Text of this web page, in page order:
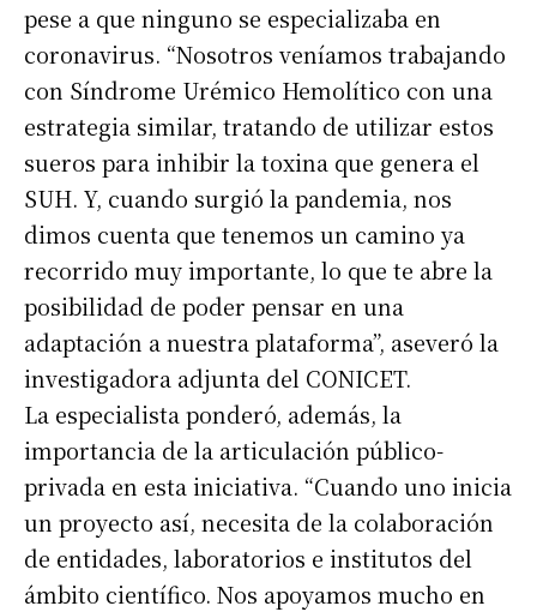
Nombre
Número de teléfono
pese a que ninguno se especializaba en
coronavirus. “Nosotros veníamos trabajando
con Síndrome Urémico Hemolítico con una
estrategia similar, tratando de utilizar estos
sueros para inhibir la toxina que genera el
SUH. Y, cuando surgió la pandemia, nos
dimos cuenta que tenemos un camino ya
recorrido muy importante, lo que te abre la
posibilidad de poder pensar en una
adaptación a nuestra plataforma”, aseveró la
investigadora adjunta del CONICET.
La especialista ponderó, además, la
importancia de la articulación público-
privada en esta iniciativa. “Cuando uno inicia
un proyecto así, necesita de la colaboración
de entidades, laboratorios e institutos del
ámbito científico. Nos apoyamos mucho en